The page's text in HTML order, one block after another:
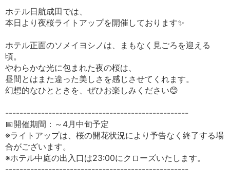
ホテル日航成田では、
本日より夜桜ライトアップを開催しております✨
ホテル正面のソメイヨシノは、まもなく見ごろを迎える
頃。
やわらかな光に包まれた夜の桜は、
昼間とはまた違った美しさを感じさせてくれます。
幻想的なひとときを、ぜひお楽しみください😊
---------------------------------------------------
📅開催期間：～4月中旬予定
※ライトアップは、桜の開花状況により予告なく終了する場
合がございます。
※ホテル中庭の出入口は23:00にクローズいたします。
---------------------------------------------------